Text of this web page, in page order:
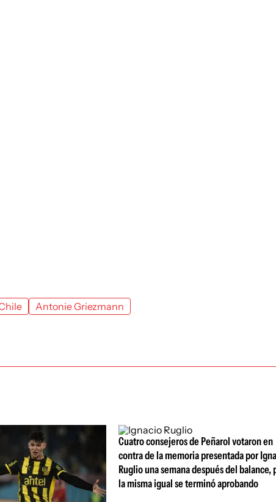
Antonie Griezmann
Cuatro consejeros de Peñarol votaron en
contra de la memoria presentada por
Ruglio una semana después del balance,
la misma igual se terminó aprobando